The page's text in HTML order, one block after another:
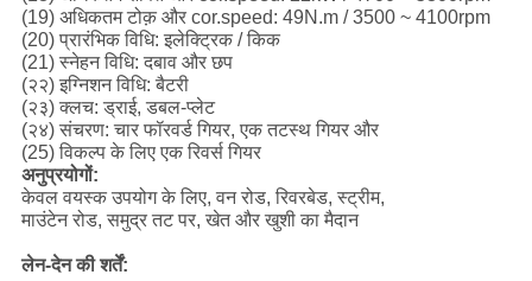
(19) अधिकतम टोक़ और cor.speed: 49N.m / 3500 ~ 4100rpm
(20) प्रारंभिक विधि: इलेक्ट्रिक / किक
(21) स्नेहन विधि: दबाव और छप
(२२) इग्निशन विधि: बैटरी
(२३) क्लच: ड्राई, डबल-प्लेट
(२४) संचरण: चार फॉरवर्ड गियर, एक तटस्थ गियर और
(25) विकल्प के लिए एक रिवर्स गियर
अनुप्रयोगों:
केवल वयस्क उपयोग के लिए, वन रोड, रिवरबेड, स्ट्रीम,
माउंटेन रोड, समुद्र तट पर, खेत और खुशी का मैदान
लेन-देन की शर्तें: